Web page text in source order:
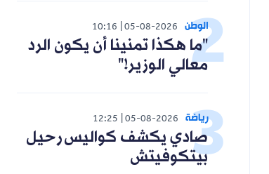
الوطن 05-08-2026
10:16
"ما هكذا تمنينا أن يكون الرد
معالي الوزير!"
رياضة 05-08-2026
12:25
صادي يكشف كواليس رحيل
بيتكوفيتش